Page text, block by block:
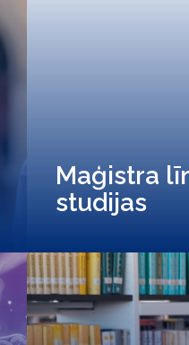
Maģistra
studijas